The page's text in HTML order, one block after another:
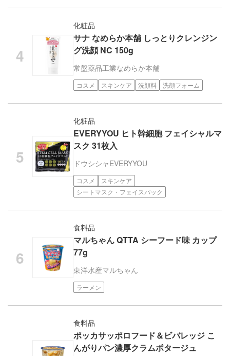
化粧品
サナ なめらか本舗 しっとりクレンジン
グ洗顔 NC 150g
常盤薬品工業なめらか本舗
コスメ スキンケア 洗顔料 洗顔フォーム
化粧品
EVERYYOU ヒト幹細胞 フェイシャルマ
スク 31枚入
ドウシシャEVERYYOU
コスメ
スキンケア
シートマスク・フェイスパック
食料品
マルちゃん QTTA シーフード味 カップ
77g
東洋水産マルちゃん
ラーメン
食料品
ポッカサッポロフード＆ビバレッジ こ
んがりパン濃厚クラムポタージュ